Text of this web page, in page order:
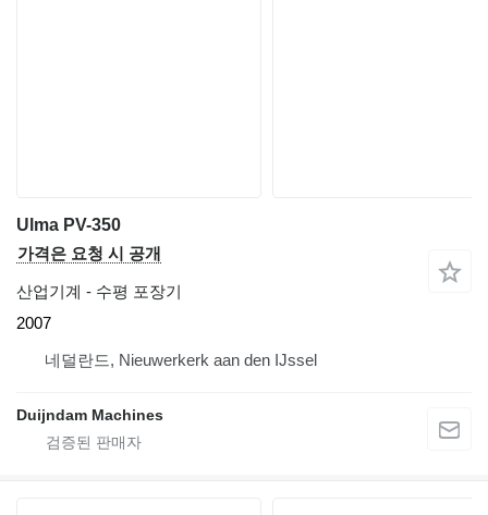
Ulma PV-350
가격은 요청 시 공개
산업기계 - 수평 포장기
2007
네덜란드, Nieuwerkerk aan den IJssel
Duijndam Machines